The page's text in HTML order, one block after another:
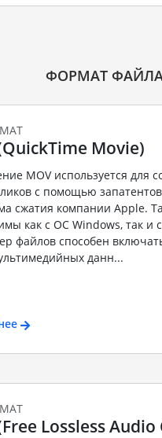
ФОРМАТ
Movie)
MOV используется для
с помощью
сжатия компании Apple.
как с ОС Windows, так и
файлов способен
данн...
Lossless Audio